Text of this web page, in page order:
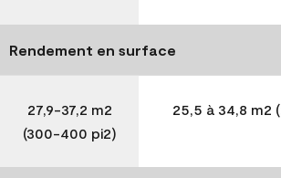
Rendement en surface
27,9-37,2 m2
(300-400 pi2)
25,5 à 34,8 m2